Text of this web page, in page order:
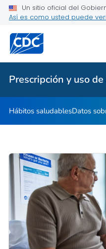
Un sitio oficial del
Así es como usted puede
Prescripción y uso
Datos sobre el uso de
antimicrobianos
Recursos educativos
VER TODO
Prescripción Y Uso
Hábitos saludablesDatos